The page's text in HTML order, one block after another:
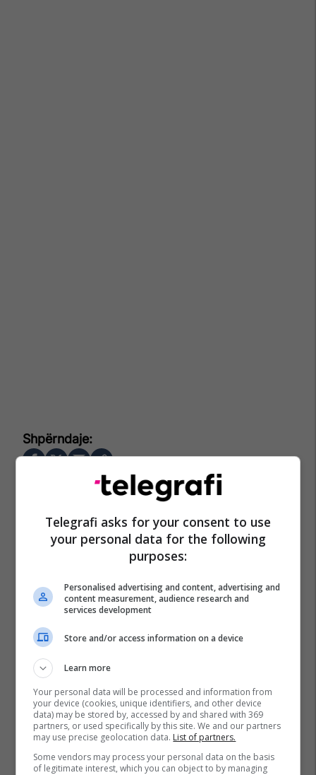
Telegrafi asks for your consent to use
your personal data for the following
purposes:
Personalised advertising and content, advertising and
content measurement, audience research and
services development
Store and/or access information on a device
Learn more
Your personal data will be processed and information from
your device (cookies, unique identifiers, and other device
data) may be stored by, accessed by and shared with 369
partners, or used specifically by this site. We and our partners
may use precise geolocation data. List of partners.
Some vendors may process your personal data on the basis
of legitimate interest, which you can object to by managing